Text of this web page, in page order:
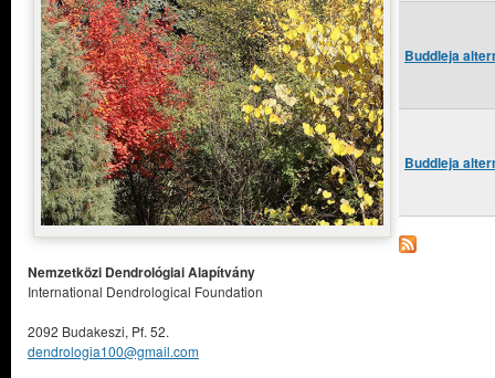
Buddleja
Buddleja
Nemzetközi Dendrológiai Alapítvány
International Dendrological Foundation
2092 Budakeszi, Pf. 52.
dendrologia100@gmail.com